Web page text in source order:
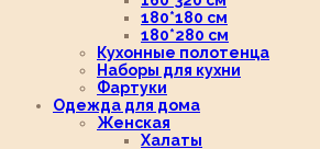
180*180 см
180*280 см
Кухонные полотенца
Наборы для кухни
Фартуки
Одежда для дома
Женская
Халаты